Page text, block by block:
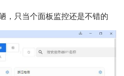
，只当个面板监控还是不错的